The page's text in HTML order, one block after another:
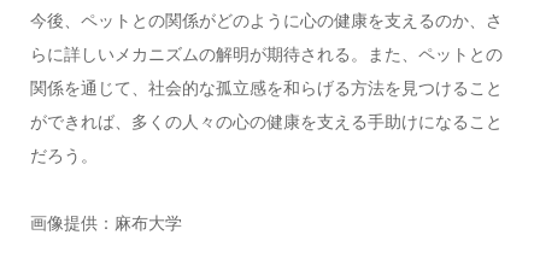
今後、ペットとの関係がどのように心の健康を支えるのか、さ
らに詳しいメカニズムの解明が期待される。また、ペットとの
関係を通じて、社会的な孤立感を和らげる方法を見つけること
ができれば、多くの人々の心の健康を支える手助けになること
だろう。
画像提供：麻布大学